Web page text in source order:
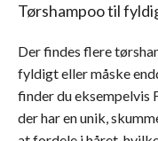
Tørshampoo til
Der findes flere
fyldigt eller måske
finder du eksempelvis
der har en unik,